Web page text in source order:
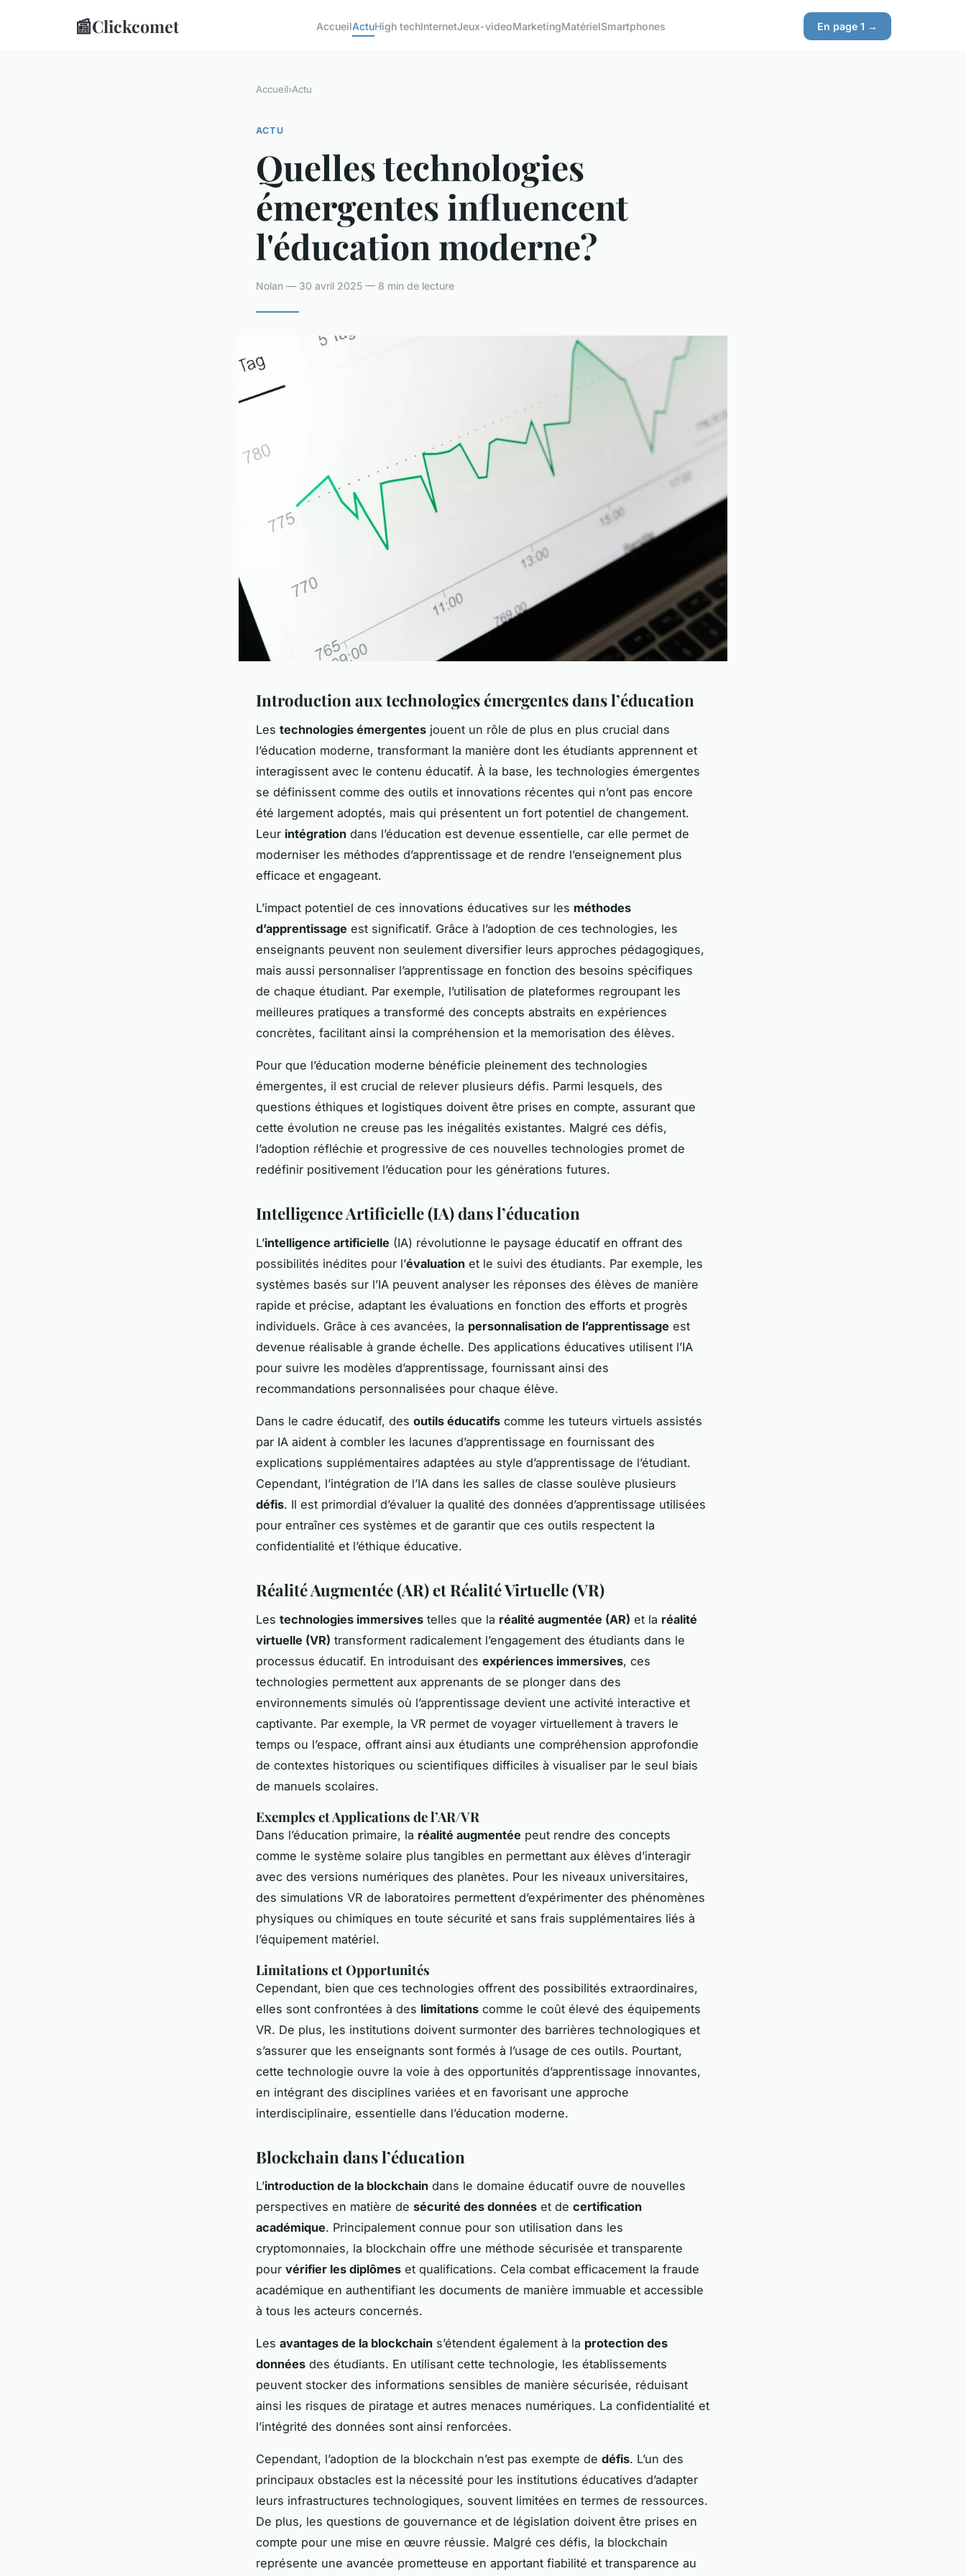
📰Clickcomet AccueilActuHigh techInternetJeux-videoMarketingMatérielSmartphones En page 1 →
Accueil›Actu
ACTU
Quelles technologies
émergentes influencent
l'éducation moderne?
Nolan — 30 avril 2025 — 8 min de lecture
Introduction aux technologies émergentes dans l’éducation
Les technologies émergentes jouent un rôle de plus en plus crucial dans
l’éducation moderne, transformant la manière dont les étudiants apprennent et
interagissent avec le contenu éducatif. À la base, les technologies émergentes
se définissent comme des outils et innovations récentes qui n’ont pas encore
été largement adoptés, mais qui présentent un fort potentiel de changement.
Leur intégration dans l’éducation est devenue essentielle, car elle permet de
moderniser les méthodes d’apprentissage et de rendre l’enseignement plus
efficace et engageant.
L’impact potentiel de ces innovations éducatives sur les méthodes
d’apprentissage est significatif. Grâce à l’adoption de ces technologies, les
enseignants peuvent non seulement diversifier leurs approches pédagogiques,
mais aussi personnaliser l’apprentissage en fonction des besoins spécifiques
de chaque étudiant. Par exemple, l’utilisation de plateformes regroupant les
meilleures pratiques a transformé des concepts abstraits en expériences
concrètes, facilitant ainsi la compréhension et la memorisation des élèves.
Pour que l’éducation moderne bénéficie pleinement des technologies
émergentes, il est crucial de relever plusieurs défis. Parmi lesquels, des
questions éthiques et logistiques doivent être prises en compte, assurant que
cette évolution ne creuse pas les inégalités existantes. Malgré ces défis,
l’adoption réfléchie et progressive de ces nouvelles technologies promet de
redéfinir positivement l’éducation pour les générations futures.
Intelligence Artificielle (IA) dans l’éducation
L’intelligence artificielle (IA) révolutionne le paysage éducatif en offrant des
possibilités inédites pour l’évaluation et le suivi des étudiants. Par exemple, les
systèmes basés sur l’IA peuvent analyser les réponses des élèves de manière
rapide et précise, adaptant les évaluations en fonction des efforts et progrès
individuels. Grâce à ces avancées, la personnalisation de l’apprentissage est
devenue réalisable à grande échelle. Des applications éducatives utilisent l’IA
pour suivre les modèles d’apprentissage, fournissant ainsi des
recommandations personnalisées pour chaque élève.
Dans le cadre éducatif, des outils éducatifs comme les tuteurs virtuels assistés
par IA aident à combler les lacunes d’apprentissage en fournissant des
explications supplémentaires adaptées au style d’apprentissage de l’étudiant.
Cependant, l’intégration de l’IA dans les salles de classe soulève plusieurs
défis. Il est primordial d’évaluer la qualité des données d’apprentissage utilisées
pour entraîner ces systèmes et de garantir que ces outils respectent la
confidentialité et l’éthique éducative.
Réalité Augmentée (AR) et Réalité Virtuelle (VR)
Les technologies immersives telles que la réalité augmentée (AR) et la réalité
virtuelle (VR) transforment radicalement l’engagement des étudiants dans le
processus éducatif. En introduisant des expériences immersives, ces
technologies permettent aux apprenants de se plonger dans des
environnements simulés où l’apprentissage devient une activité interactive et
captivante. Par exemple, la VR permet de voyager virtuellement à travers le
temps ou l’espace, offrant ainsi aux étudiants une compréhension approfondie
de contextes historiques ou scientifiques difficiles à visualiser par le seul biais
de manuels scolaires.
Exemples et Applications de l’AR/VR
Dans l’éducation primaire, la réalité augmentée peut rendre des concepts
comme le système solaire plus tangibles en permettant aux élèves d’interagir
avec des versions numériques des planètes. Pour les niveaux universitaires,
des simulations VR de laboratoires permettent d’expérimenter des phénomènes
physiques ou chimiques en toute sécurité et sans frais supplémentaires liés à
l’équipement matériel.
Limitations et Opportunités
Cependant, bien que ces technologies offrent des possibilités extraordinaires,
elles sont confrontées à des limitations comme le coût élevé des équipements
VR. De plus, les institutions doivent surmonter des barrières technologiques et
s’assurer que les enseignants sont formés à l’usage de ces outils. Pourtant,
cette technologie ouvre la voie à des opportunités d’apprentissage innovantes,
en intégrant des disciplines variées et en favorisant une approche
interdisciplinaire, essentielle dans l’éducation moderne.
Blockchain dans l’éducation
L’introduction de la blockchain dans le domaine éducatif ouvre de nouvelles
perspectives en matière de sécurité des données et de certification
académique. Principalement connue pour son utilisation dans les
cryptomonnaies, la blockchain offre une méthode sécurisée et transparente
pour vérifier les diplômes et qualifications. Cela combat efficacement la fraude
académique en authentifiant les documents de manière immuable et accessible
à tous les acteurs concernés.
Les avantages de la blockchain s’étendent également à la protection des
données des étudiants. En utilisant cette technologie, les établissements
peuvent stocker des informations sensibles de manière sécurisée, réduisant
ainsi les risques de piratage et autres menaces numériques. La confidentialité et
l’intégrité des données sont ainsi renforcées.
Cependant, l’adoption de la blockchain n’est pas exempte de défis. L’un des
principaux obstacles est la nécessité pour les institutions éducatives d’adapter
leurs infrastructures technologiques, souvent limitées en termes de ressources.
De plus, les questions de gouvernance et de législation doivent être prises en
compte pour une mise en œuvre réussie. Malgré ces défis, la blockchain
représente une avancée prometteuse en apportant fiabilité et transparence au